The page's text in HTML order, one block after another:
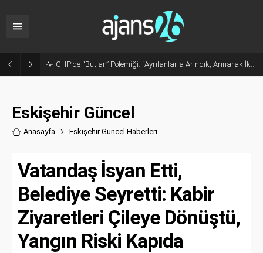
Sanayide Altyapı ve Temizlik Tepkisi: Gürhan Albayrak Küçük Sanayi Esnafını Ziyaret Etti
Eskişehir Güncel
Anasayfa Eskişehir Güncel Haberleri
Vatandaş İsyan Etti,
Belediye Seyretti: Kabir
Ziyaretleri Çileye Dönüştü,
Yangın Riski Kapıda